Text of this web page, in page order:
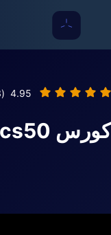
4.95 (83 تقييمات)
كورس cs50 بالعربي
جرب منصتنا
مدعومة
مجتمع